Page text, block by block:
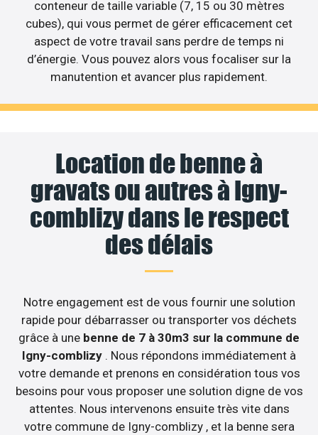
conteneur de taille variable (7, 15 ou 30 mètres
cubes), qui vous permet de gérer efficacement cet
aspect de votre travail sans perdre de temps ni
d’énergie. Vous pouvez alors vous focaliser sur la
manutention et avancer plus rapidement.
Location de benne à
gravats ou autres à Igny-
comblizy dans le respect
des délais
Notre engagement est de vous fournir une solution
rapide pour débarrasser ou transporter vos déchets
grâce à une benne de 7 à 30m3 sur la commune de
Igny-comblizy . Nous répondons immédiatement à
votre demande et prenons en considération tous vos
besoins pour vous proposer une solution digne de vos
attentes. Nous intervenons ensuite très vite dans
votre commune de Igny-comblizy , et la benne sera